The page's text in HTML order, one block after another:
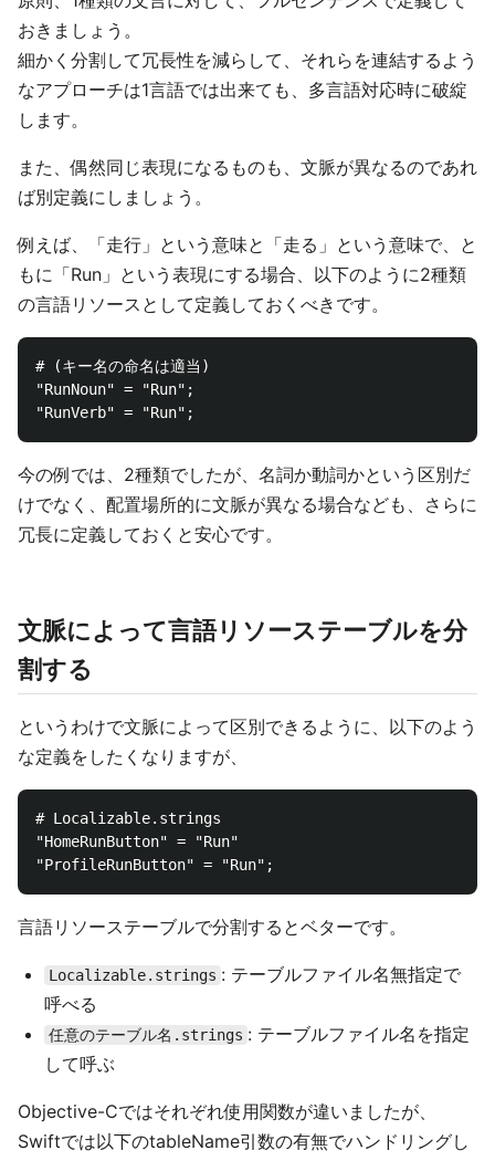
おきましょう。
細かく分割して冗長性を減らして、それらを連結するよう
なアプローチは1言語では出来ても、多言語対応時に破綻
します。
また、偶然同じ表現になるものも、文脈が異なるのであれ
ば別定義にしましょう。
例えば、「走行」という意味と「走る」という意味で、と
もに「Run」という表現にする場合、以下のように2種類
の言語リソースとして定義しておくべきです。
# (キー名の命名は適当)
"RunNoun" = "Run";
今の例では、2種類でしたが、名詞か動詞かという区別だ
けでなく、配置場所的に文脈が異なる場合なども、さらに
冗長に定義しておくと安心です。
文脈によって言語リソーステーブルを分
割する
というわけで文脈によって区別できるように、以下のよう
な定義をしたくなりますが、
# Localizable.strings
"HomeRunButton" = "Run"
言語リソーステーブルで分割するとベターです。
Localizable.strings : テーブルファイル名無指定で
呼べる
任意のテーブル名.strings : テーブルファイル名を指定
して呼ぶ
Objective-Cではそれぞれ使用関数が違いましたが、
Swiftでは以下のtableName引数の有無でハンドリングし